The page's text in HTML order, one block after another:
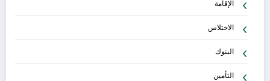
الإقامة
الاختلاس
البنوك
التأمين